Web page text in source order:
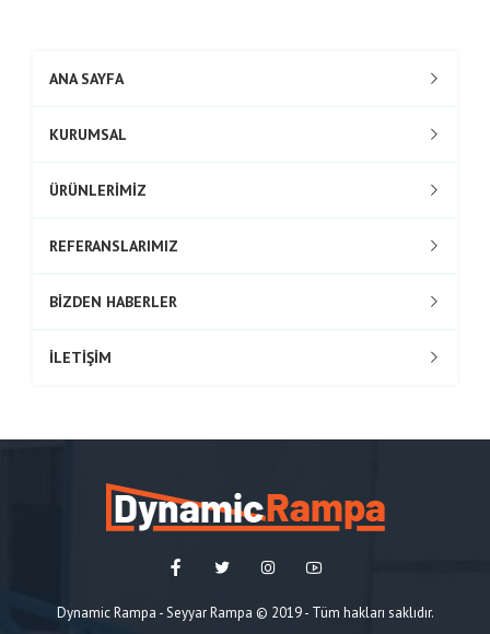
ANA SAYFA
KURUMSAL
ÜRÜNLERİMİZ
REFERANSLARIMIZ
BİZDEN HABERLER
İLETİŞİM
Dynamic Rampa - Seyyar Rampa © 2019 - Tüm hakları saklıdır.